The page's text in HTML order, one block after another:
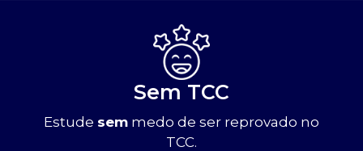
Sem TCC
Estude sem medo de ser reprovado no
TCC.